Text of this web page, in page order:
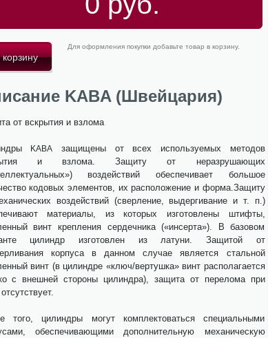
Для оформления покупки добавьте товар в корзину.
KABA (Швейцария)
от вскрытия и взлома
KABA защищены от всех используемых методов
и взлома. Защиту от неразрушающих
воздействий обеспечивает большое
кодовых элементов, их расположение и форма.Защиту
воздействий (сверление, выдергивание и т. п.)
материалы, из которых изготовлены штифты,
винт крепления сердечника («инсерта»). В базовом
цилиндр изготовлен из латуни. Защитой от
корпуса в данном случае является стальной
винт (в цилиндре «ключ/вертушка» винт располагается
с внешней стороны цилиндра), защита от перелома при
того, цилиндры могут комплектоваться специальными
обеспечивающими дополнительную механическую